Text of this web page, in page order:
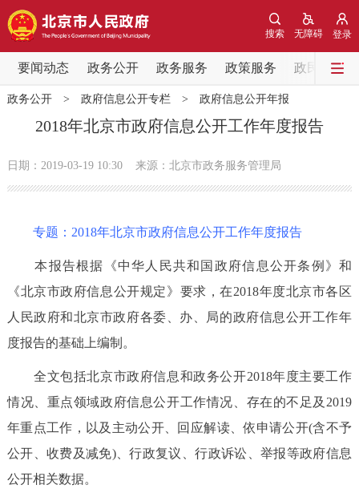
登录
无障碍
搜索
要闻动态 政务公开 政务服务 政策服务 政民互动
要闻动态
党中央精神 国务院信息 中央部委动态
政务公开
市领导 机构职能 政策服务
决策公开 专题公开
政务服务
个人服务 法人服务 部门服务
政务公开> 政府信息公开专栏> 政府信息公开年报
2018年北京市政府信息公开工作年度报告
日期：2019-03-19 10:30 来源：北京市政务服务管理局
专题： 2018年北京市政府信息公开工作年度报告
本报告根据《中华人民共和国政府信息公开条例》和
《北京市政府信息公开规定》要求，在2018年度北京市各区
人民政府和北京市政府各委、办、局的政府信息公开工作年
度报告的基础上编制。
全文包括北京市政府信息和政务公开2018年度主要工作
情况、重点领域政府信息公开工作情况、存在的不足及2019
年重点工作，以及主动公开、回应解读、依申请公开(含不予
公开、收费及减免)、行政复议、行政诉讼、举报等政府信息
公开相关数据。